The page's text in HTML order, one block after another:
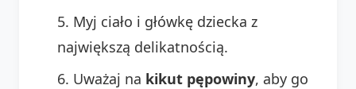
Myj ciało i główkę dziecka z
największą delikatnością.
Uważaj na kikut pępowiny, aby go